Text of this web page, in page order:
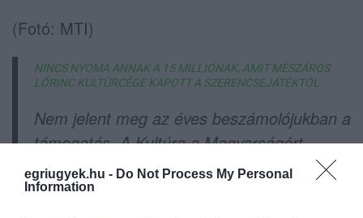
egriugyek.hu - Do Not Process My Personal
Information
(Fotó: MTI)
NINCS NYOMA ANNAK A 15 MILLIÓNAK, AMIT MÉSZÁROS
LŐRINC KULTÚRCÉGE KAPOTT A SZERENCSEJÁTÉKTÓL
Nem jelent meg az éves beszámolójukban a
támogatás. A Kultúra a Magyarságért
Nonprofit Kft. 2019 augusztusában kötött
15 millió forint értékű szponzorációs